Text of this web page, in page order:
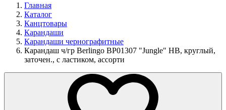
Главная
Каталог
Канцтовары
Карандаши
Карандаши чернографитные
Карандаш ч/гр Berlingo BP01307 "Jungle" HB, круглый,
заточен., с ластиком, ассорти